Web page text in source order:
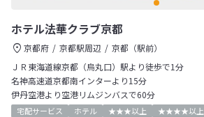
ホテル法華クラブ京都
京都府 京都駅周辺
京都（駅前）
ＪＲ東海道線京都（烏丸口）駅より徒歩で1分
名神高速道京都南インターより15分
伊丹空港より空港リムジンバスで60分
宅配サービス ホテル ★★★以上
★★★★以上